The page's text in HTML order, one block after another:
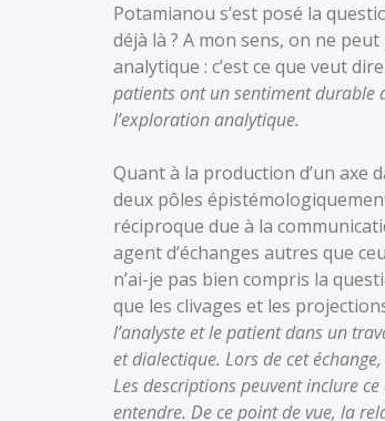
Potamianou s’est posé la
déjà là ? A mon sens, on ne
analytique : c’est ce que veut
patients ont un sentiment durable
l’exploration analytique.
Quant à la production d’un axe
deux pôles
réciproque due à la
agent d’échanges autres que
n’ai-je pas bien compris la
que les clivages et les
l’analyste et le patient dans un
et dialectique. Lors de cet
Les descriptions peuvent inclure
entendre. De ce point de vue, la